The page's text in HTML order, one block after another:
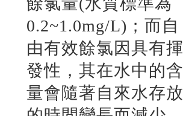
0.2~1.0mg/L)；而自
由有效餘氯因具有揮
發性，其在水中的含
量會隨著自來水存放